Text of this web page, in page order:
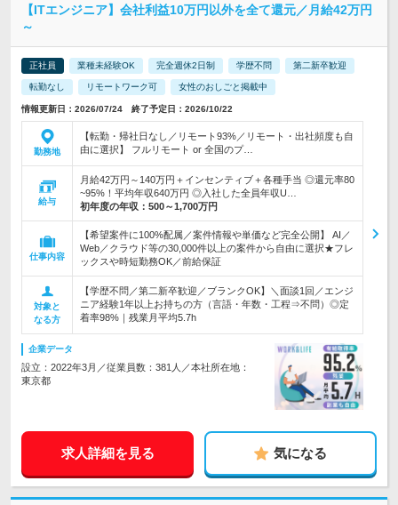
【ITエンジニア】会社利益10万円以外を全て還元／月給42万円
～
正社員 業種未経験OK 完全週休2日制 学歴不問 第二新卒歓迎
転勤なし リモートワーク可 女性のおしごと掲載中
情報更新日：2026/07/24 終了予定日：2026/10/22
勤務地
【転勤・帰社日なし／リモート93%／リモート・出社頻度も自
由に選択】 フルリモート or 全国のプ…
給与
月給42万円～140万円＋インセンティブ＋各種手当 ◎還元率80
~95%！平均年収640万円 ◎入社した全員年収U…
初年度の年収： 500～1,700万円
仕事内容
【希望案件に100%配属／案件情報や単価など完全公開】 AI／
Web／クラウド等の30,000件以上の案件から自由に選択★フレ
ックスや時短勤務OK／前給保証
対象と
なる方
【学歴不問／第二新卒歓迎／ブランクOK】＼面談1回／エンジ
ニア経験1年以上お持ちの方（言語・年数・工程⇒不問）◎定
着率98%｜残業月平均5.7h
企業データ
設立：2022年3月／従業員数：381人／本社所在地：
東京都
求人詳細を見る 気になる